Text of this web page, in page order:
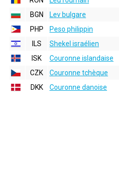
BGN
Lev bulgare
PHP
Peso philippin
ILS
Shekel israélien
ISK
Couronne islandaise
CZK
Couronne tchèque
DKK
Couronne danoise